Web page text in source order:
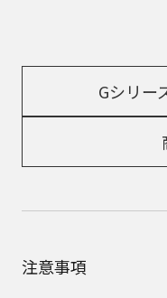
Gシリー
注意事項